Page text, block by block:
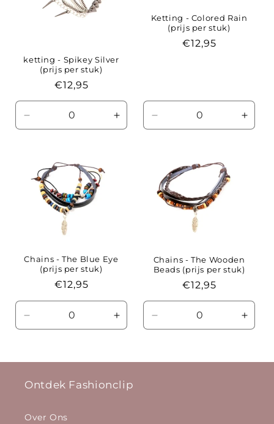
ketting - Spikey Silver
(prijs per stuk)
Normale
prijs
€12,95
verlagen
Default
Title
Aantal
verhogen
Ketting - Colored Rain
(prijs per stuk)
Normale
€12,95
verlagen
Title
Aantal
Chains - The Blue Eye
(prijs per stuk)
Normale
prijs
€12,95
verlagen
Default
Aantal
verhogen
Default
Chains - The Wooden
Beads (prijs per stuk)
Normale
prijs
€12,95
verlagen
Default
Aantal
Ontdek Fashionclip
Over Ons